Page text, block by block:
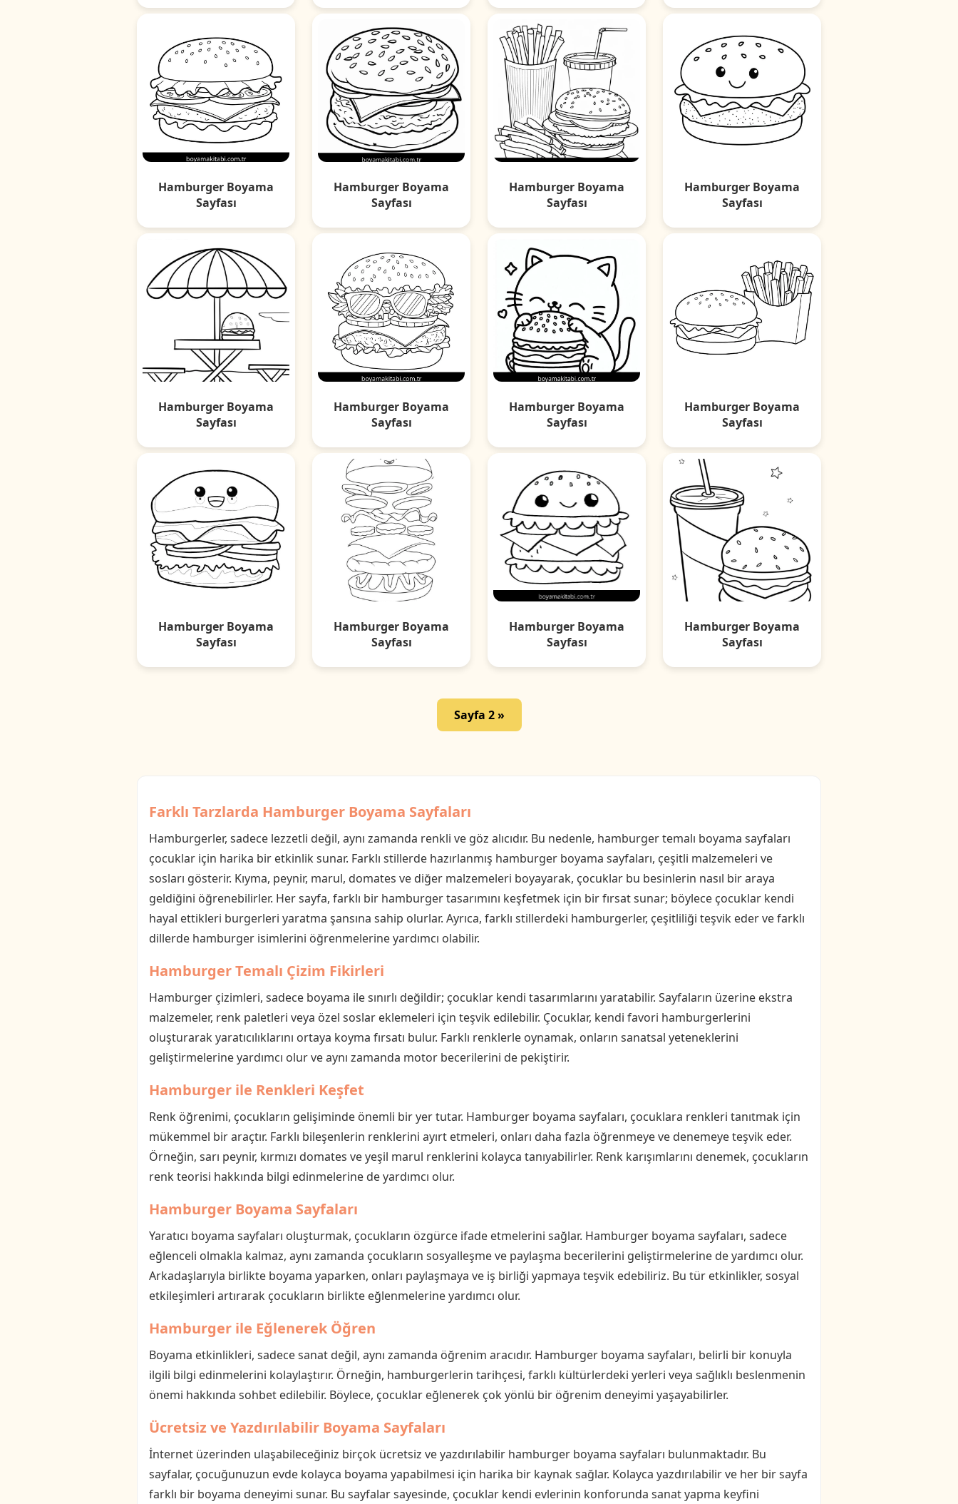
Hamburger Boyama
Sayfası
Hamburger Boyama
Sayfası
Hamburger Boyama
Sayfası
Hamburger Boyama
Sayfası
Hamburger Boyama
Sayfası
Hamburger Boyama
Sayfası
Hamburger Boyama
Sayfası
Hamburger Boyama
Sayfası
Hamburger Boyama
Sayfası
Hamburger Boyama
Sayfası
Hamburger Boyama
Sayfası
Hamburger Boyama
Sayfası
Sayfa 2 »
Farklı Tarzlarda Hamburger Boyama Sayfaları
Hamburgerler, sadece lezzetli değil, aynı zamanda renkli ve göz alıcıdır. Bu nedenle, hamburger temalı boyama sayfaları
çocuklar için harika bir etkinlik sunar. Farklı stillerde hazırlanmış hamburger boyama sayfaları, çeşitli malzemeleri ve
sosları gösterir. Kıyma, peynir, marul, domates ve diğer malzemeleri boyayarak, çocuklar bu besinlerin nasıl bir araya
geldiğini öğrenebilirler. Her sayfa, farklı bir hamburger tasarımını keşfetmek için bir fırsat sunar; böylece çocuklar kendi
hayal ettikleri burgerleri yaratma şansına sahip olurlar. Ayrıca, farklı stillerdeki hamburgerler, çeşitliliği teşvik eder ve farklı
dillerde hamburger isimlerini öğrenmelerine yardımcı olabilir.
Hamburger Temalı Çizim Fikirleri
Hamburger çizimleri, sadece boyama ile sınırlı değildir; çocuklar kendi tasarımlarını yaratabilir. Sayfaların üzerine ekstra
malzemeler, renk paletleri veya özel soslar eklemeleri için teşvik edilebilir. Çocuklar, kendi favori hamburgerlerini
oluşturarak yaratıcılıklarını ortaya koyma fırsatı bulur. Farklı renklerle oynamak, onların sanatsal yeteneklerini
geliştirmelerine yardımcı olur ve aynı zamanda motor becerilerini de pekiştirir.
Hamburger ile Renkleri Keşfet
Renk öğrenimi, çocukların gelişiminde önemli bir yer tutar. Hamburger boyama sayfaları, çocuklara renkleri tanıtmak için
mükemmel bir araçtır. Farklı bileşenlerin renklerini ayırt etmeleri, onları daha fazla öğrenmeye ve denemeye teşvik eder.
Örneğin, sarı peynir, kırmızı domates ve yeşil marul renklerini kolayca tanıyabilirler. Renk karışımlarını denemek, çocukların
renk teorisi hakkında bilgi edinmelerine de yardımcı olur.
Hamburger Boyama Sayfaları
Yaratıcı boyama sayfaları oluşturmak, çocukların özgürce ifade etmelerini sağlar. Hamburger boyama sayfaları, sadece
eğlenceli olmakla kalmaz, aynı zamanda çocukların sosyalleşme ve paylaşma becerilerini geliştirmelerine de yardımcı olur.
Arkadaşlarıyla birlikte boyama yaparken, onları paylaşmaya ve iş birliği yapmaya teşvik edebiliriz. Bu tür etkinlikler, sosyal
etkileşimleri artırarak çocukların birlikte eğlenmelerine yardımcı olur.
Hamburger ile Eğlenerek Öğren
Boyama etkinlikleri, sadece sanat değil, aynı zamanda öğrenim aracıdır. Hamburger boyama sayfaları, belirli bir konuyla
ilgili bilgi edinmelerini kolaylaştırır. Örneğin, hamburgerlerin tarihçesi, farklı kültürlerdeki yerleri veya sağlıklı beslenmenin
önemi hakkında sohbet edilebilir. Böylece, çocuklar eğlenerek çok yönlü bir öğrenim deneyimi yaşayabilirler.
Ücretsiz ve Yazdırılabilir Boyama Sayfaları
İnternet üzerinden ulaşabileceğiniz birçok ücretsiz ve yazdırılabilir hamburger boyama sayfaları bulunmaktadır. Bu
sayfalar, çocuğunuzun evde kolayca boyama yapabilmesi için harika bir kaynak sağlar. Kolayca yazdırılabilir ve her bir sayfa
farklı bir boyama deneyimi sunar. Bu sayfalar sayesinde, çocuklar kendi evlerinin konforunda sanat yapma keyfini